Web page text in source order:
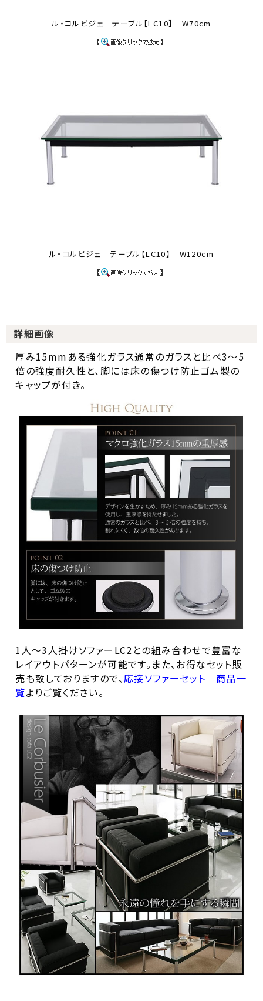
ル・コルビジェ テーブル【LC10】 W70cm
ル・コルビジェ テーブル【LC10】 W120cm
詳細画像
厚み15mmある強化ガラス通常のガラスと比べ3～5
倍の強度耐久性と、脚には床の傷つけ防止ゴム製の
キャップが付き。
1人～3人掛けソファーLC2との組み合わせで豊富な
レイアウトパターンが可能です。また、お得なセット販
売も致しておりますので、応接ソファーセット 商品一
覧よりご覧ください。